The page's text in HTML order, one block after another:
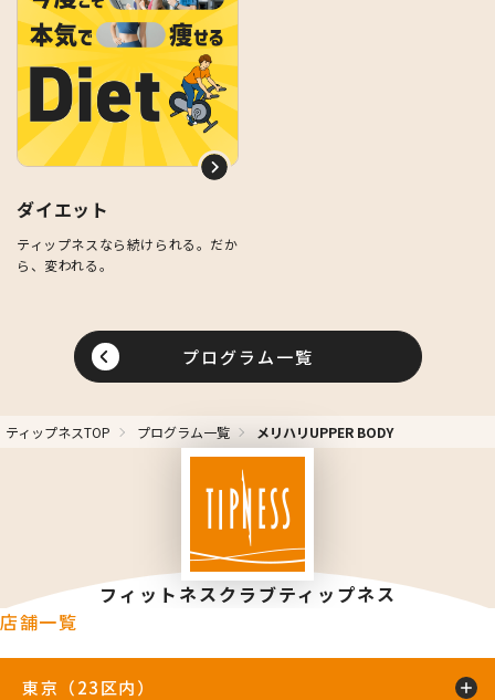
ダイエット
ティップネスなら続けられる。だか
ら、変われる。
プログラム一覧
ティップネスTOP プログラム一覧 メリハリUPPER BODY
フィットネスクラブティップネス
店舗一覧
東京（23区内）